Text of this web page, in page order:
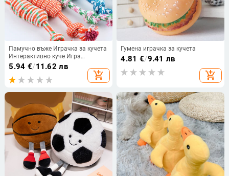
Памучно въже Играчка за кучета
Интерактивно куче Игра
Ухапване Стоки за домашни
любимци Кученце Малки средни
големи играчки за кучета
Аксесоари за домашни любимци
5.94 €/11.62 лв
add_shopping_cart
Гумена играчка за кучета
4.81 €/9.41 лв
add_shopping_cart